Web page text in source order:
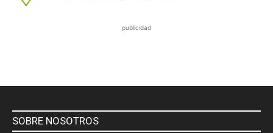
publicidad
SOBRE NOSOTROS